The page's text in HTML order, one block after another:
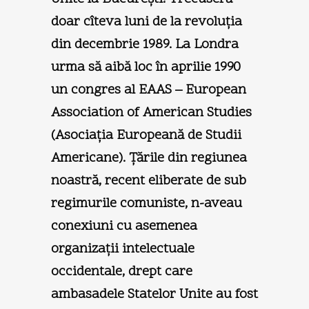
doar cîteva luni de la revoluţia
din decembrie 1989. La Londra
urma să aibă loc în aprilie 1990
un congres al EAAS – European
Association of American Studies
(Asociaţia Europeană de Studii
Americane). Ţările din regiunea
noastră, recent eliberate de sub
regimurile comuniste, n-aveau
conexiuni cu asemenea
organizaţii intelectuale
occidentale, drept care
ambasadele Statelor Unite au fost